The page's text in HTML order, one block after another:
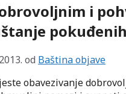
i
od Baština objave
obavezivanje